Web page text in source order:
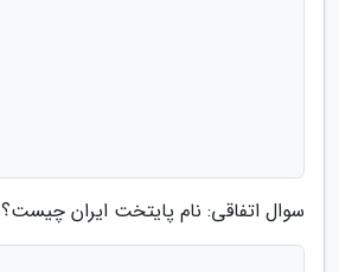
سوال اتفاقی: نام پایتخت ایران چیست؟